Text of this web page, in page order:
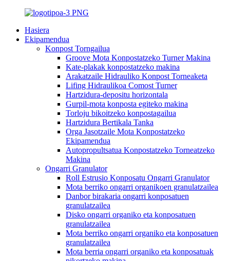
Hasiera
Ekipamendua
Konpost Torngailua
Groove Mota Konpostatzeko Turner Makina
Kate-plakak konpostatzeko makina
Arakatzaile Hidrauliko Konpost Torneaketa
Lifing Hidraulikoa Comost Turner
Hartzidura-depositu horizontala
Gurpil-mota konposta egiteko makina
Torloju bikoitzeko konpostagailua
Hartzidura Bertikala Tanka
Orga Jasotzaile Mota Konpostatzeko
Ekipamendua
Autopropultsatua Konpostatzeko Torneatzeko
Makina
Ongarri Granulator
Roll Estrusio Konposatu Ongarri Granulator
Mota berriko ongarri organikoen granulatzailea
Danbor birakaria ongarri konposatuen
granulatzailea
Disko ongarri organiko eta konposatuen
granulatzailea
Mota berriko ongarri organiko eta konposatuen
granulatzailea
Mota berria ongarri organiko eta konposatuak